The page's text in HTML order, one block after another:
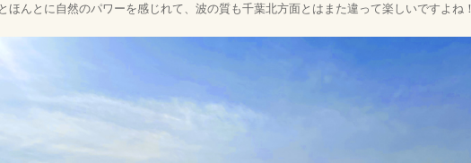
ほんとに自然のパワーを感じれて、波の質も千葉北方面とはまた違って楽しいですよね！